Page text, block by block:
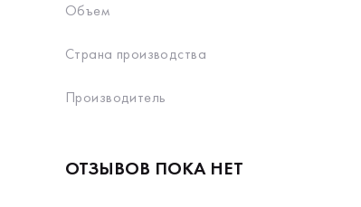
Объем
Страна производства
Производитель
ОТЗЫВОВ ПОКА НЕТ